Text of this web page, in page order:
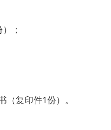
；
复印件1份）。